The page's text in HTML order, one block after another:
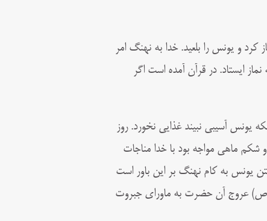
و یونس را بلعید. خدا به نهنگ امر
ایستاد. در قرآن آمده است اگر
یونس آسیبی نبیند غذایی نخورد. روز
شکم ماهی مواجه بود با خدا مناجات
یونس به کام نهنگ بر این باور است
(ص) عروج آن ‌‏حضرت به ماورای جبروت